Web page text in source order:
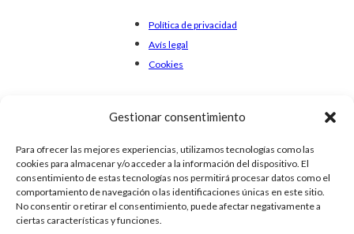
Gestionar consentimiento
Para ofrecer las mejores experiencias, utilizamos tecnologías como las
cookies para almacenar y/o acceder a la información del dispositivo. El
consentimiento de estas tecnologías nos permitirá procesar datos como el
comportamiento de navegación o las identificaciones únicas en este sitio.
No consentir o retirar el consentimiento, puede afectar negativamente a
ciertas características y funciones.
Política de privacidad
Avís legal
Cookies